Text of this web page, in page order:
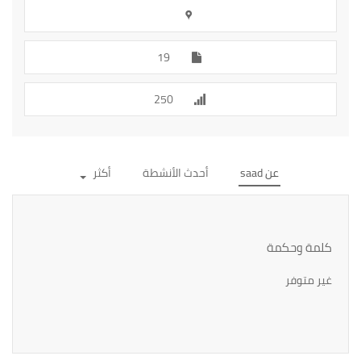
19
250
عن saad أحدث الأنشطة أكثر
كلمة وحكمة
غير متوفر